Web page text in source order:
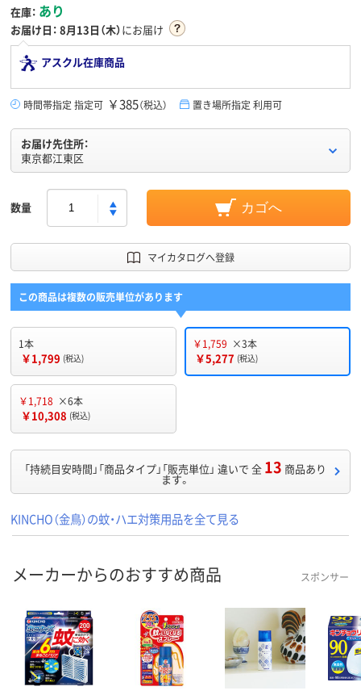
在庫： あり
お届け日： 8月13日（木）にお届け
アスクル在庫商品
時間帯指定 指定可 ￥385（税込） 置き場所指定 利用可
お届け先住所：
東京都江東区
数量 カゴへ
マイカタログへ登録
この商品は複数の販売単位があります
1本
￥1,799 (税込)
￥1,759 ×3本
￥5,277 (税込)
￥1,718 ×6本
￥10,308 (税込)
「持続目安時間」「商品タイプ」「販売単位」 違いで 全 13 商品あり
ます。
KINCHO（金鳥）の蚊・ハエ対策用品を全て見る
メーカーからのおすすめ商品 スポンサー